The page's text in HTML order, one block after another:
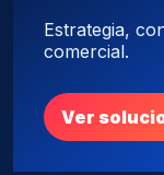
Estrategia,
comercial.
Ver